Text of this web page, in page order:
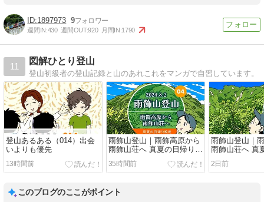
1897973 9
週間IN:430 週間OUT:920 月間IN:1790
11
図解ひとり登山
登山初級者の登山記録と山のあれこれをマンガで自習しています。
登山あるある（014）出会
いよりも優先
13時間前
雨飾山登山｜雨飾高原から
雨飾山荘へ 真夏の日帰り縦
走（04）笹平
35時間前
雨飾山登山｜
雨飾山荘へ 真
走（03）登山
2日前
このブログのここがポイント